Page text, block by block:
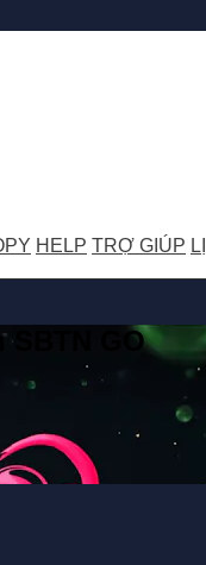
HELP TRỢ GIÚP
SBTN GO